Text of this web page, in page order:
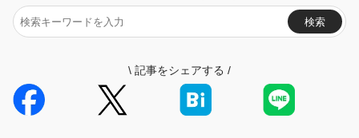
検索
\ 記事をシェアする /